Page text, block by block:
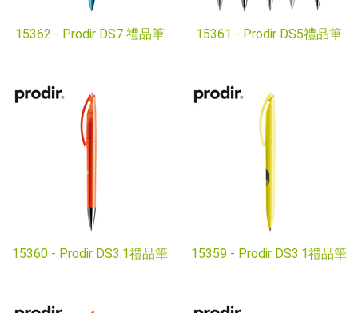
15362 - Prodir DS7 禮品筆 15361 - Prodir DS5禮品筆
15360 - Prodir DS3.1禮品筆 15359 - Prodir DS3.1禮品筆